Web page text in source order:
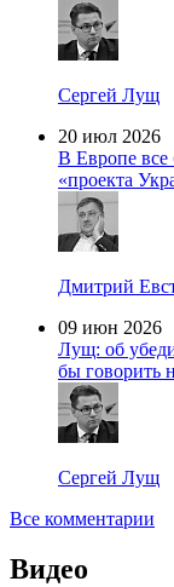
Сергей Лущ
20 июл 2026
В Европе
«проекта
Дмитрий
09 июн 2026
Лущ: об
бы говорить
Сергей Лущ
Все комментарии
Видео